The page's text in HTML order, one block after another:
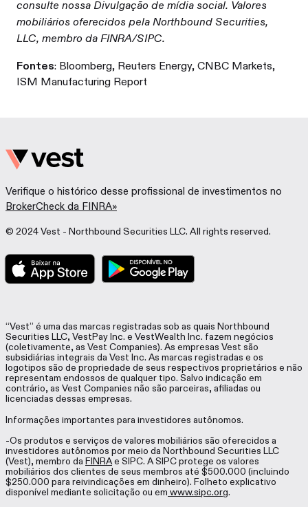
consulte nossa Divulgação de mídia social. Valores
mobiliários oferecidos pela Northbound Securities,
LLC, membro da FINRA/SIPC.
Fontes: Bloomberg, Reuters Energy, CNBC Markets,
ISM Manufacturing Report
Verifique o histórico desse profissional de investimentos no
BrokerCheck da FINRA»
© 2024 Vest - Northbound Securities LLC. All rights reserved.
“Vest” é uma das marcas registradas sob as quais Northbound
Securities LLC, VestPay Inc. e VestWealth Inc. fazem negócios
(coletivamente, as Vest Companies). As empresas Vest são
subsidiárias integrais da Vest Inc. As marcas registradas e os
logotipos são de propriedade de seus respectivos proprietários e não
representam endossos de qualquer tipo. Salvo indicação em
contrário, as Vest Companies não são parceiras, afiliadas ou
licenciadas dessas empresas.
Informações importantes para investidores autônomos.
-Os produtos e serviços de valores mobiliários são oferecidos a
investidores autônomos por meio da Northbound Securities LLC
(Vest), membro da FINRAe SIPC. A SIPC protege os valores
mobiliários dos clientes de seus membros até $500.000 (incluindo
$250.000 para reivindicações em dinheiro). Folheto explicativo
disponível mediante solicitação ou em www.sipc.org.